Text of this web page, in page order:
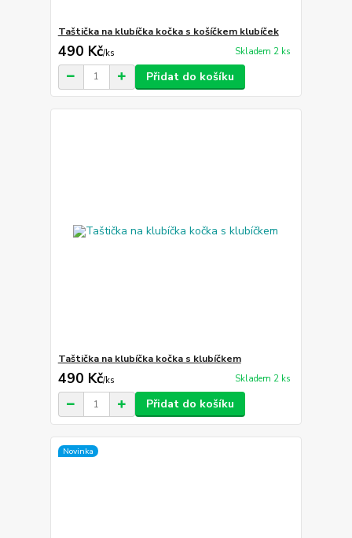
Taštička na klubíčka kočka s košíčkem klubíček
490 Kč/ks Skladem 2 ks
Přidat do košíku
Taštička na klubíčka kočka s klubíčkem
490 Kč/ks Skladem 2 ks
Přidat do košíku
Novinka